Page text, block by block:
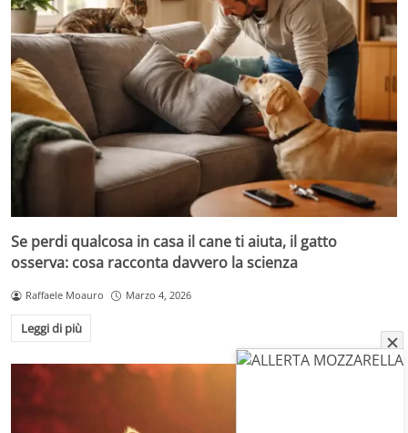
Se perdi qualcosa in casa il cane ti aiuta, il gatto
osserva: cosa racconta davvero la scienza
Raffaele Moauro Marzo 4, 2026
Leggi di più